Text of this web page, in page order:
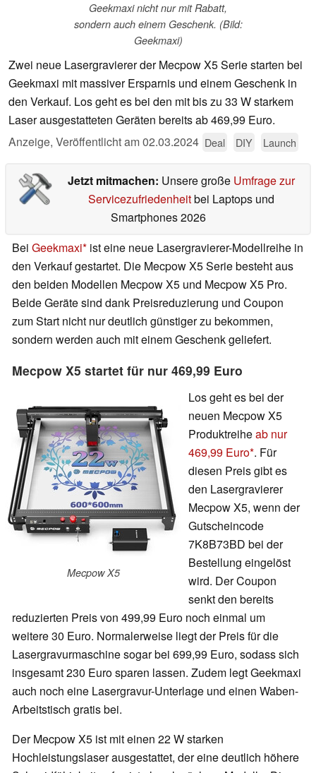
Geekmaxi nicht nur mit Rabatt,
sondern auch einem Geschenk. (Bild:
Geekmaxi)
Zwei neue Lasergravierer der Mecpow X5 Serie starten bei
Geekmaxi mit massiver Ersparnis und einem Geschenk in
den Verkauf. Los geht es bei den mit bis zu 33 W starkem
Laser ausgestatteten Geräten bereits ab 469,99 Euro.
Anzeige, Veröffentlicht am02.03.2024 Deal DIY Launch
Jetzt mitmachen: Unsere große Umfrage zur
Servicezufriedenheitbei Laptops und
Smartphones 2026
Bei Geekmaxi ist eine neue Lasergravierer-Modellreihe in
den Verkauf gestartet. Die Mecpow X5 Serie besteht aus
den beiden Modellen Mecpow X5 und Mecpow X5 Pro.
Beide Geräte sind dank Preisreduzierung und Coupon
zum Start nicht nur deutlich günstiger zu bekommen,
sondern werden auch mit einem Geschenk geliefert.
Mecpow X5 startet für nur 469,99 Euro
Mecpow X5
Los geht es bei der
neuen Mecpow X5
Produktreiheab nur
469,99 Euro . Für
diesen Preis gibt es
den Lasergravierer
Mecpow X5, wenn der
Gutscheincode
7K8B73BD bei der
Bestellung eingelöst
wird. Der Coupon
senkt den bereits
reduzierten Preis von 499,99 Euro noch einmal um
weitere 30 Euro. Normalerweise liegt der Preis für die
Lasergravurmaschine sogar bei 699,99 Euro, sodass sich
insgesamt 230 Euro sparen lassen. Zudem legt Geekmaxi
auch noch eine Lasergravur-Unterlage und einen Waben-
Arbeitstisch gratis bei.
Der Mecpow X5 ist mit einen 22 W starken
Hochleistungslaser ausgestattet, der eine deutlich höhere